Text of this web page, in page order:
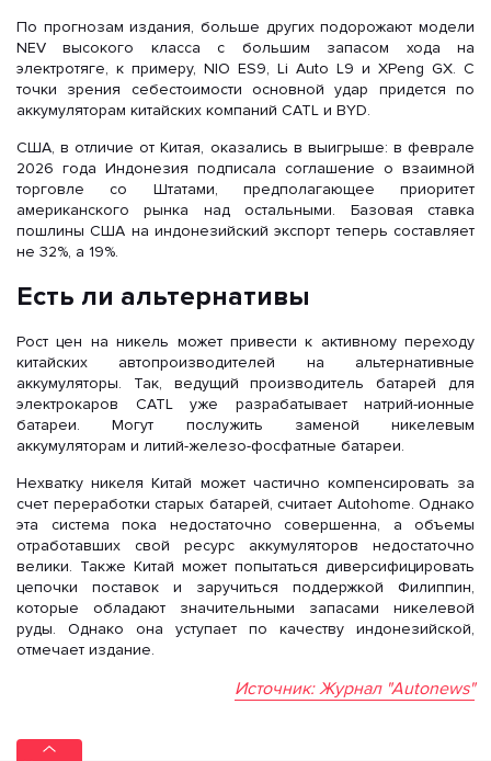
По прогнозам издания, больше других подорожают модели
NEV высокого класса с большим запасом хода на
электротяге, к примеру, NIO ES9, Li Auto L9 и XPeng GX. С
точки зрения себестоимости основной удар придется по
аккумуляторам китайских компаний CATL и BYD.
США, в отличие от Китая, оказались в выигрыше: в феврале
2026 года Индонезия подписала соглашение о взаимной
торговле со Штатами, предполагающее приоритет
американского рынка над остальными. Базовая ставка
пошлины США на индонезийский экспорт теперь составляет
не 32%, а 19%.
Есть ли альтернативы
Рост цен на никель может привести к активному переходу
китайских автопроизводителей на альтернативные
аккумуляторы. Так, ведущий производитель батарей для
электрокаров CATL уже разрабатывает натрий-ионные
батареи. Могут послужить заменой никелевым
аккумуляторам и литий-железо-фосфатные батареи.
Нехватку никеля Китай может частично компенсировать за
счет переработки старых батарей, считает Autohome. Однако
эта система пока недостаточно совершенна, а объемы
отработавших свой ресурс аккумуляторов недостаточно
велики. Также Китай может попытаться диверсифицировать
цепочки поставок и заручиться поддержкой Филиппин,
которые обладают значительными запасами никелевой
руды. Однако она уступает по качеству индонезийской,
отмечает издание.
Источник: Журнал "Autonews"